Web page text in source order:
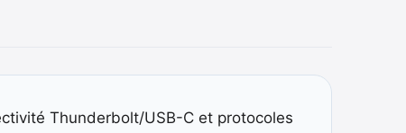
Thunderbolt/USB-C et protocoles